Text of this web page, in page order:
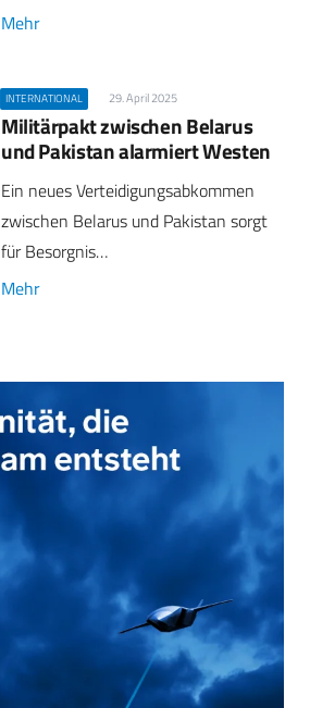
Mehr
INTERNATIONAL 29. April 2025
Militärpakt zwischen Belarus
und Pakistan alarmiert Westen
Ein neues Verteidigungsabkommen
zwischen Belarus und Pakistan sorgt
für Besorgnis…
Mehr